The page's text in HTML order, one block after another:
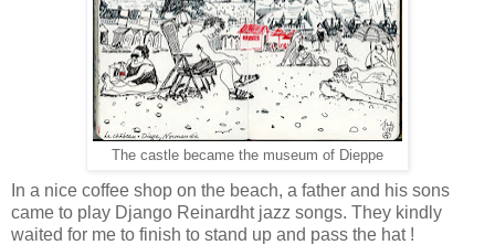
The castle became the museum of Dieppe
In a nice coffee shop on the beach, a father and his sons
came to play Django Reinardht jazz songs. They kindly
waited for me to finish to stand up and pass the hat !